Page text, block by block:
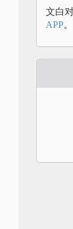
文白
APP